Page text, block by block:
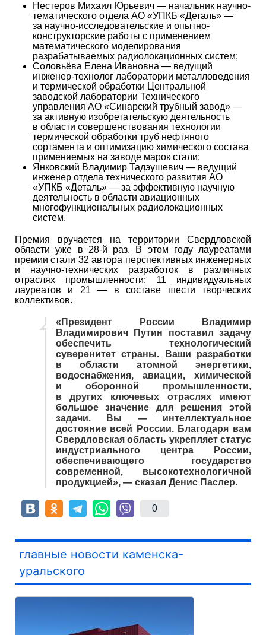
Нестеров Михаил Юрьевич — начальник научно-
тематического отдела АО «УПКБ «Деталь» —
за научно-исследовательские и опытно-
конструкторские работы с применением
математического моделирования
разрабатываемых радиолокационных систем;
Соловьёва Елена Ивановна — ведущий
инженер-технолог лаборатории металловедения
и термической обработки Центральной
заводской лаборатории Технического
управления АО «Синарский трубный завод» —
за активную изобретательскую деятельность
в области совершенствования технологии
термической обработки труб нефтяного
сортамента и оптимизацию химического состава
применяемых на заводе марок стали;
Янковский Владимир Тадэушевич — ведущий
инженер отдела технического развития АО
«УПКБ «Деталь» — за эффективную научную
деятельность в области авиационных
многофункциональных радиолокационных
систем.
Премия вручается на территории Свердловской
области уже в 28-й раз. В этом году лауреатами
премии стали 32 автора перспективных инженерных
и научно-технических разработок в различных
отраслях промышленности: 11 индивидуальных
лауреатов и 21 — в составе шести творческих
коллективов.
«Президент России Владимир
Владимирович Путин поставил задачу
обеспечить технологический
суверенитет страны. Ваши разработки
в области атомной энергетики,
водоснабжения, авиации, химической
и оборонной промышленности,
в других ключевых отраслях имеют
большое значение для решения этой
задачи. Вы — интеллектуальное
достояние всей России. Благодаря вам
Свердловская область укрепляет статус
индустриального центра России,
обеспечивающего государство
современной, высокотехнологичной
продукцией», — сказал Денис Паслер.
0
главные новости каменска-
уральского